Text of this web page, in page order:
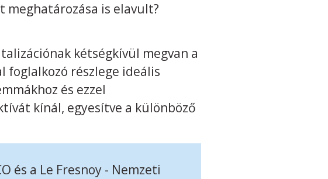
is elavult?
kétségkívül megvan a
foglalkozó részlege ideális
és ezzel
kínál, egyesítve a különböző
és a Le Fresnoy - Nemzeti